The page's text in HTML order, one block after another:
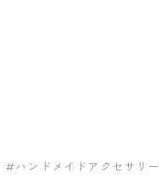
#ハンドメイドアクセサリー